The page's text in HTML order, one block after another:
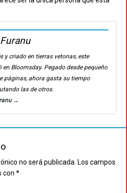
y criado en tierras vetonas, este
Bloomsday. Pegado desde pequeño
páginas, ahora gasta su tiempo
las de otros.
→
no será publicada. Los campos
con *